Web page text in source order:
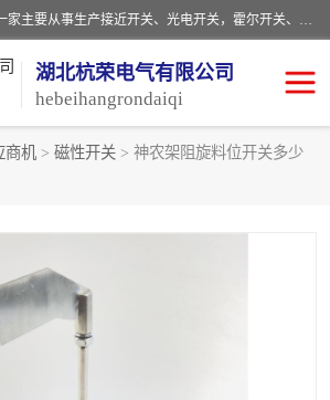
湖北杭荣电气有限公司是一家主要从事生产接近开关、光电开关，霍尔开关、两级跑偏开关、双向拉绳开关、速度监测器、皮带打滑开关、阻旋式料位开关、皮带纵向撕裂开关、溜槽堵塞开关、声光报警器、矿用磁性井筒开关等，主营行业：电气设备、仪器仪表制造, 高低压电器，成套电气设备，矿用防爆机电设备，皮带机综合保护系统，防爆电器，传感器，工矿配件，电器配件，自动化工业机器人的研发，制造，加工销售。
湖北杭荣电气有限公司
hebeihangrondaiqi
商机 > 磁性开关 > 神农架阻旋料位开关多少